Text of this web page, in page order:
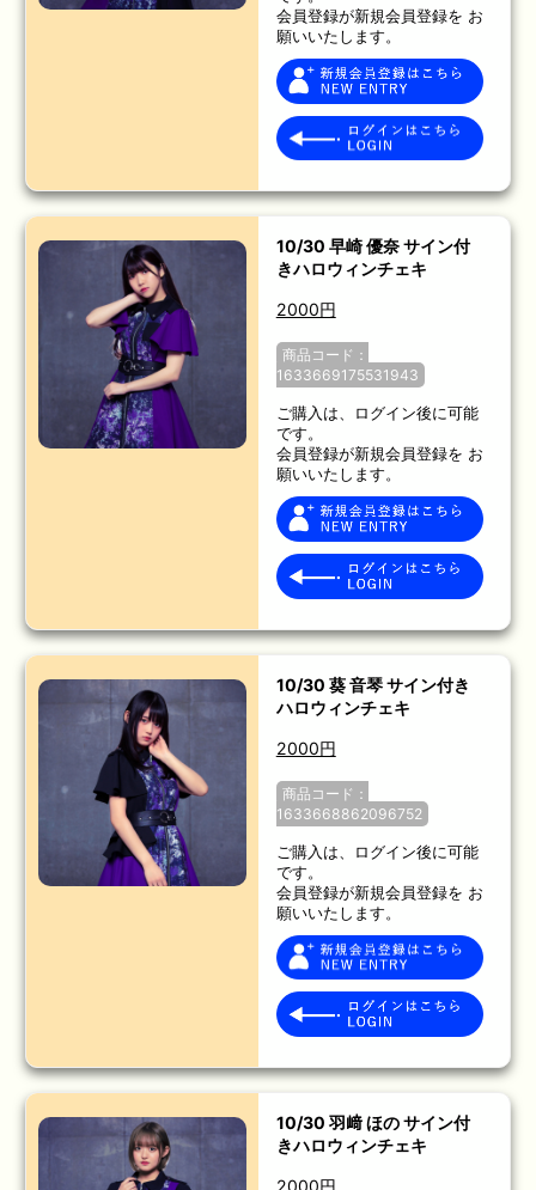
会員登録が新規会員登録を お
願いいたします。
10/30 早崎 優奈 サイン付
きハロウィンチェキ
2000円
商品コード：
1633669175531943
ご購入は、ログイン後に可能
です。
会員登録が新規会員登録を お
願いいたします。
10/30 葵 音琴 サイン付き
ハロウィンチェキ
2000円
商品コード：
1633668862096752
ご購入は、ログイン後に可能
です。
会員登録が新規会員登録を お
願いいたします。
10/30 羽﨑 ほの サイン付
きハロウィンチェキ